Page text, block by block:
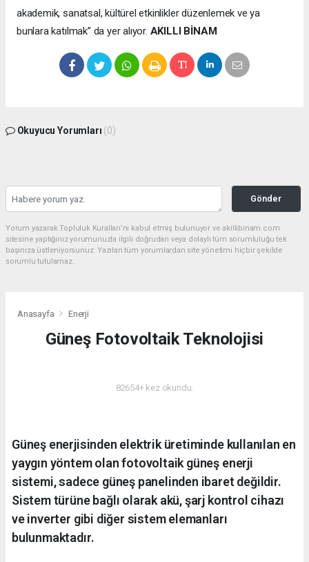
akademik, sanatsal, kültürel etkinlikler düzenlemek ve ya
bunlara katılmak” da yer alıyor. AKILLI BİNAM
Okuyucu Yorumları (0)
Gönder
Yorum yazarak Topluluk Kuralları’nı kabul etmiş bulunuyor ve akillibinam.com
sitesine yaptığınız yorumunuzla ilgili doğrudan veya dolaylı tüm sorumluluğu tek
başınıza üstleniyorsunuz. Yazılan tüm yorumlardan site yönetimi hiçbir şekilde
sorumlu tutulamaz.
Anasayfa Enerji
Güneş Fotovoltaik Teknolojisi
82654+ kez okundu.
Güneş enerjisinden elektrik üretiminde kullanılan en
yaygın yöntem olan fotovoltaik güneş enerji
sistemi, sadece güneş panelinden ibaret değildir.
Sistem türüne bağlı olarak akü, şarj kontrol cihazı
ve inverter gibi diğer sistem elemanları
bulunmaktadır.